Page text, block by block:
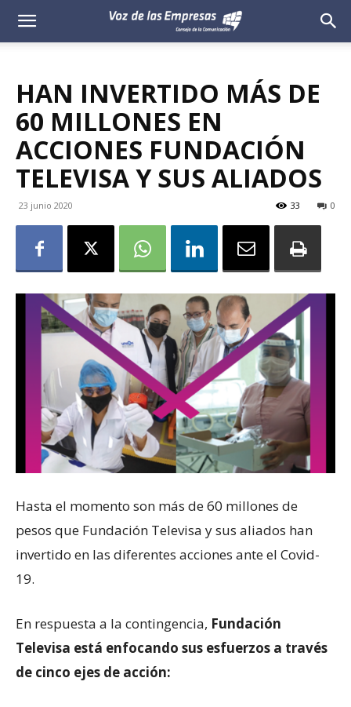
Voz
Empresas
HAN INVERTIDO MÁS DE
60 MILLONES EN
ACCIONES FUNDACIÓN
TELEVISA Y SUS ALIADOS
23 junio 2020 0
33
Hasta el momento son más de 60 millones de
pesos que Fundación Televisa y sus aliados han
invertido en las diferentes acciones ante el Covid-
19.
En respuesta a la contingencia, Fundación
Televisa está enfocando sus esfuerzos a través
de cinco ejes de acción: